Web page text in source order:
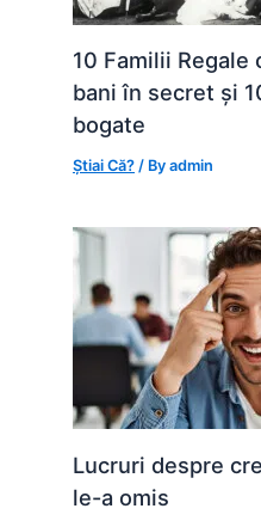
10 Familii Regale
bani în secret și
bogate
Știai Că? / Byadmin
Lucruri despre
le-a omis